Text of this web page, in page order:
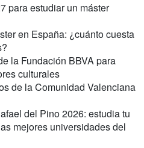
para estudiar un máster
en España: ¿cuánto cuesta
la Fundación BBVA para
culturales
de la Comunidad Valenciana
del Pino 2026: estudia tu
mejores universidades del